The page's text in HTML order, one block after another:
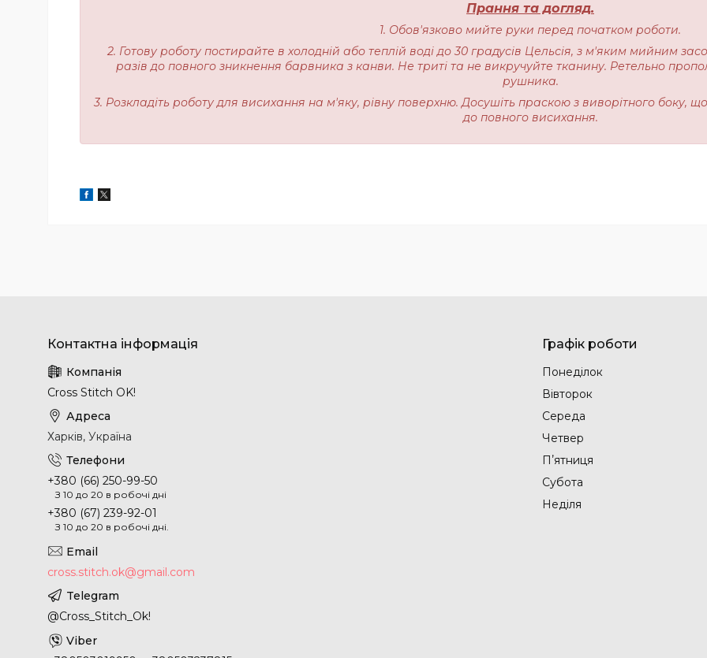
Прання та догляд.
1. Обов'язково мийте руки перед початком роботи.
2. Готову роботу постирайте в холодній або теплій воді до 30 градусів Цельсія, з м'яким мийним
разів до повного зникнення барвника з канви. Не триті та не викручуйте тканину. Ретельно
рушника.
3. Розкладіть роботу для висихання на м'яку, рівну поверхню. Досушіть праскою з виворітного боку,
до повного висихання.
Cross Stitch OK!
Харків, Україна
+380 (66) 250-99-50
З 10 до 20 в робочі дні
+380 (67) 239-92-01
З 10 до 20 в робочі дні.
cross.stitch.ok@gmail.com
@Cross_Stitch_Ok!
Графік роботи
Понеділок
Вівторок
Середа
Четвер
Пʼятниця
Субота
Неділя